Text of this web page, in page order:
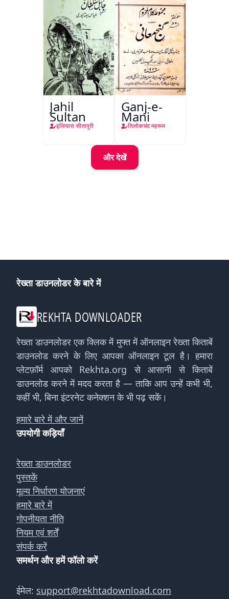
Jahil
Sultan
इलियास सीतापुरी
Ganj-e-
Mani
तिलोकचंद महरूम
और देखें
रेख्ता डाउनलोडर के बारे में
REKHTA DOWNLOADER
रेख्ता डाउनलोडर एक क्लिक में मुफ्त में ऑनलाइन रेख्ता किताबें
डाउनलोड करने के लिए आपका ऑनलाइन टूल है। हमारा
प्लेटफ़ॉर्म आपको Rekhta.org से आसानी से किताबें
डाउनलोड करने में मदद करता है — ताकि आप उन्हें कभी भी,
कहीं भी, बिना इंटरनेट कनेक्शन के भी पढ़ सकें।
हमारे बारे में और जानें
उपयोगी कड़ियाँ
रेख्ता डाउनलोडर
पुस्तकें
मूल्य निर्धारण योजनाएं
हमारे बारे में
गोपनीयता नीति
नियम एवं शर्तें
संपर्क करें
समर्थन और हमें फॉलो करें
ईमेल: support@rekhtadownload.com